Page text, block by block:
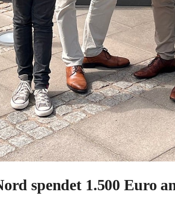
spendet 1.500 Euro